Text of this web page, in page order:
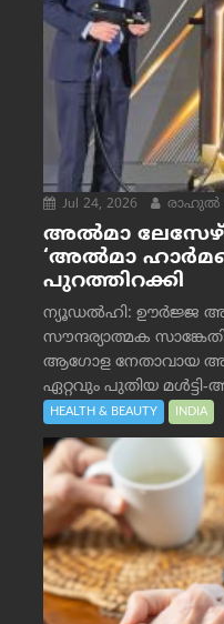
Jul 24, 2026 രാഹുല്‍
അൽമാ
‘അൽമാ
പുറത്തിറക്കി
ന്യൂഡൽഹി: ഊർജ്ജ
സൗന്ദര്യാത്മക
ആഗോള നേതാവായ
ഏറ്റവും പുതിയ മൾട്ടി-
HEALTH & BEAUTY INDIA